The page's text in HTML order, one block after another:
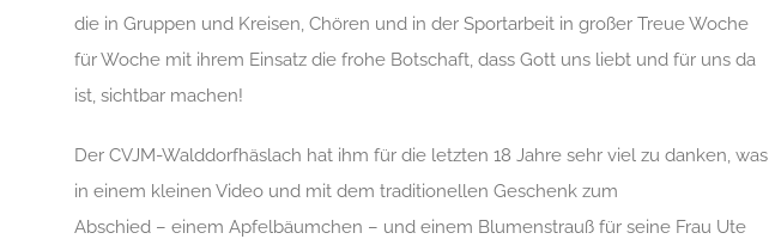
die in Gruppen und Kreisen, Chören und in der Sportarbeit in großer Treue Woche
für Woche mit ihrem Einsatz die frohe Botschaft, dass Gott uns liebt und für uns da
ist, sichtbar machen!
Der CVJM-Walddorfhäslach hat ihm für die letzten 18 Jahre sehr viel zu danken, was
in einem kleinen Video und mit dem traditionellen Geschenk zum
Abschied – einem Apfelbäumchen – und einem Blumenstrauß für seine Frau Ute